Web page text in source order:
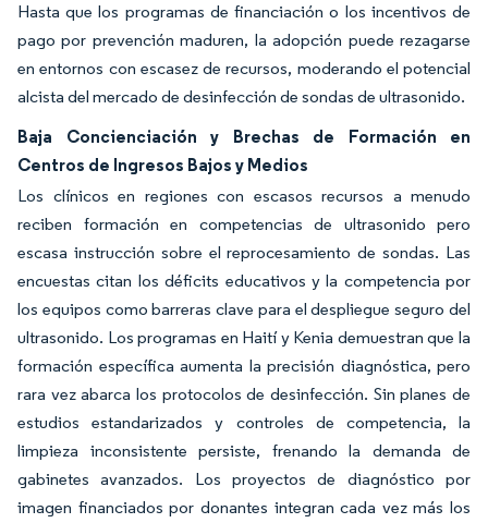
Hasta que los programas de financiación o los incentivos de
pago por prevención maduren, la adopción puede rezagarse
en entornos con escasez de recursos, moderando el potencial
alcista del mercado de desinfección de sondas de ultrasonido.
Baja Concienciación y Brechas de Formación en
Centros de Ingresos Bajos y Medios
Los clínicos en regiones con escasos recursos a menudo
reciben formación en competencias de ultrasonido pero
escasa instrucción sobre el reprocesamiento de sondas. Las
encuestas citan los déficits educativos y la competencia por
los equipos como barreras clave para el despliegue seguro del
ultrasonido. Los programas en Haití y Kenia demuestran que la
formación específica aumenta la precisión diagnóstica, pero
rara vez abarca los protocolos de desinfección. Sin planes de
estudios estandarizados y controles de competencia, la
limpieza inconsistente persiste, frenando la demanda de
gabinetes avanzados. Los proyectos de diagnóstico por
imagen financiados por donantes integran cada vez más los